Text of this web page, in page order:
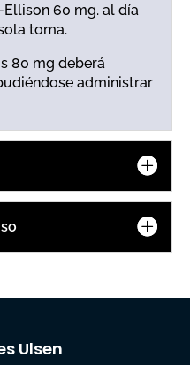
60 mg. al día
toma.
80 mg deberá
administrar
Ulsen